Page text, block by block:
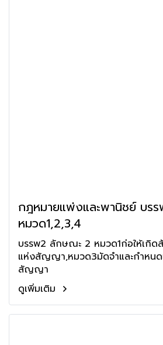
กฎหมายแพ่งและพานิชย์ บร
หมวด1,2,3,4
บรรพ2 ลักษณะ 2 หมวด1ก่อให้เกิ
แห่งสัญญา,หมวด3มัดจำและกำหนด
สัญญา
ดูเพิ่มเติม